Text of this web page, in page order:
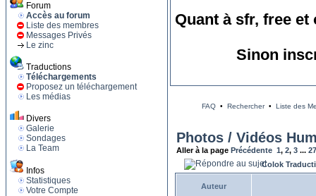
Forum
Accès au forum
Liste des membres
Messages Privés
Le zinc
Traductions
Téléchargements
Proposez un téléchargement
Les médias
Divers
Galerie
Sondages
La Team
Infos
Statistiques
Votre Compte
Quant à sfr, free
Sinon
FAQ • Rechercher• Liste des
Photos / Vidéos
Aller à la page Précédente 1, 2, 3 ...
Colok
Auteur